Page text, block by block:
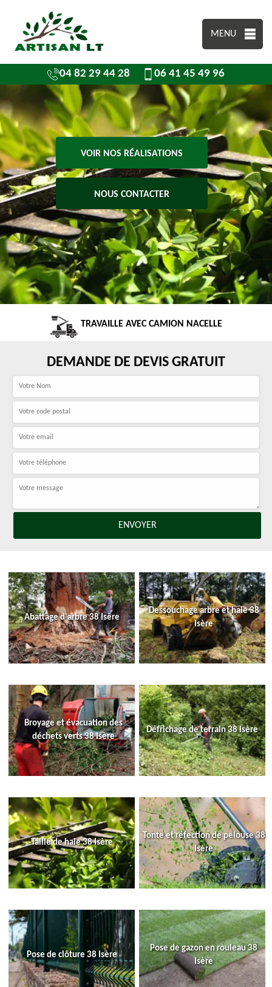
MENU
04 82 29 44 28 06 41 45 49 96
VOIR NOS RÉALISATIONS
NOUS CONTACTER
TRAVAILLE AVEC CAMION NACELLE
DEMANDE DE DEVIS GRATUIT
Abattage d'arbre 38 Isère
Dessouchage arbre et haie 38
Isère
Broyage et évacuation des
déchets verts 38 Isère
Défrichage de terrain 38 Isère
Taille de haie 38 Isère
Tonte et réfection de pelouse 38
Isère
Pose de clôture 38 Isère
Pose de gazon en rouleau 38
Isère